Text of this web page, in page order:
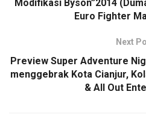
Modifikasi Byson”2014
Euro Fighter
Next
Preview Super Adventure
menggebrak Kota Cianjur,
& All Out